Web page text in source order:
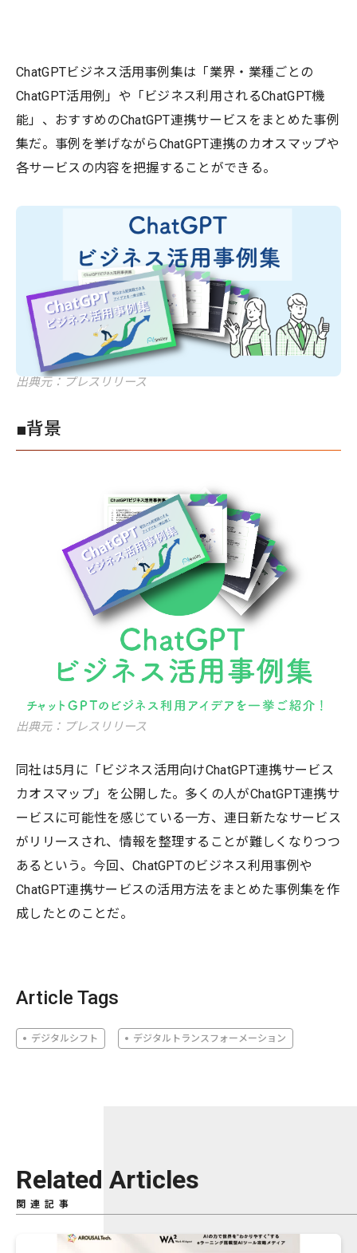
ChatGPTビジネス活用事例集は「業界・業種ごとの
ChatGPT活用例」や「ビジネス利用されるChatGPT機
能」、おすすめのChatGPT連携サービスをまとめた事例
集だ。事例を挙げながらChatGPT連携のカオスマップや
各サービスの内容を把握することができる。
出典元：プレスリリース
■背景
出典元：プレスリリース
同社は5月に「ビジネス活用向けChatGPT連携サービス
カオスマップ」を公開した。多くの人がChatGPT連携サ
ービスに可能性を感じている一方、連日新たなサービス
がリリースされ、情報を整理することが難しくなりつつ
あるという。今回、ChatGPTのビジネス利用事例や
ChatGPT連携サービスの活用方法をまとめた事例集を作
成したとのことだ。
Article Tags
デジタルシフト デジタルトランスフォーメーション
Related Articles
関連記事